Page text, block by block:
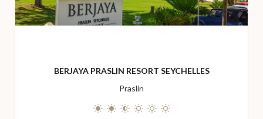
BERJAYA PRASLIN RESORT SEYCHELLES
Praslin